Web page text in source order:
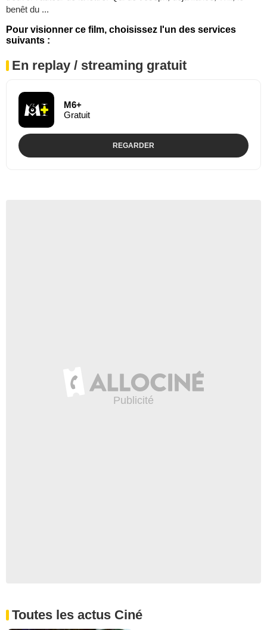
benêt du ...
Pour visionner ce film, choisissez l'un des services
suivants :
En replay / streaming gratuit
M6+
Gratuit
REGARDER
Toutes les actus Ciné